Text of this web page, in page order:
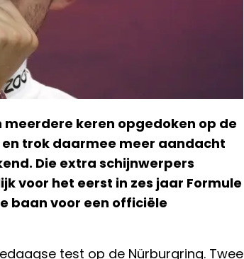
keren opgedoken op de
en trok daarmee meer aandacht
Die extra schijnwerpers
voor het eerst in zes jaar Formule
baan voor een officiële
test op de Nürburgring. Twee